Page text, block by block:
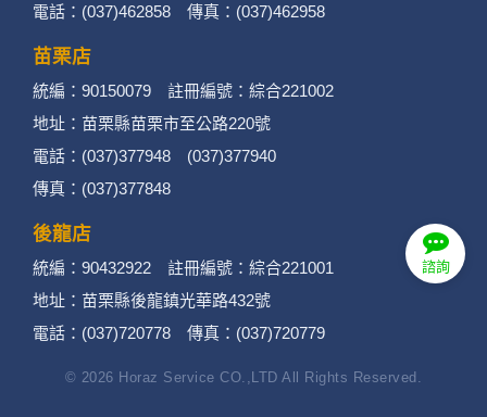
諮詢
電話：(037)462858 傳真：(037)462958
苗栗店
統編：90150079 註冊編號：綜合221002
地址：苗栗縣苗栗市至公路220號
電話：(037)377948 (037)377940
傳真：(037)377848
後龍店
統編：90432922 註冊編號：綜合221001
地址：苗栗縣後龍鎮光華路432號
電話：(037)720778 傳真：(037)720779
© 2026 Horaz Service CO.,LTD All Rights Reserved.